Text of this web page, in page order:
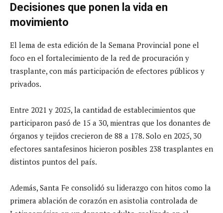
Decisiones que ponen la vida en
movimiento
El lema de esta edición de la Semana Provincial pone el
foco en el fortalecimiento de la red de procuración y
trasplante, con más participación de efectores públicos y
privados.
Entre 2021 y 2025, la cantidad de establecimientos que
participaron pasó de 15 a 30, mientras que los donantes de
órganos y tejidos crecieron de 88 a 178. Solo en 2025, 30
efectores santafesinos hicieron posibles 238 trasplantes en
distintos puntos del país.
Además, Santa Fe consolidó su liderazgo con hitos como la
primera ablación de corazón en asistolia controlada de